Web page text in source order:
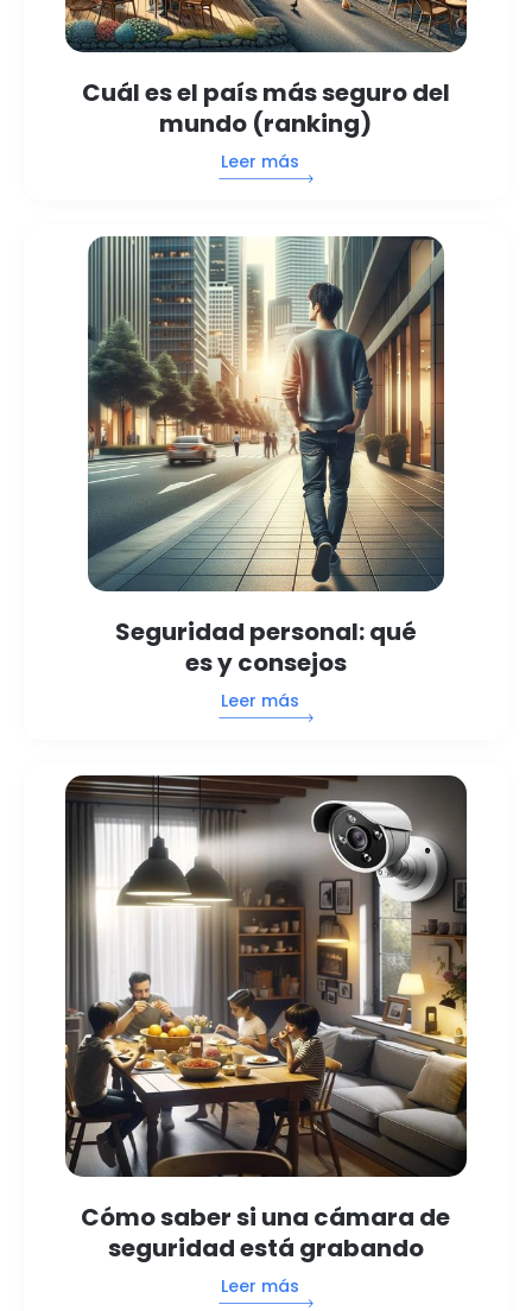
Cuál es el país más seguro del
mundo (ranking)
Leer más
Seguridad personal: qué
es y consejos
Leer más
Cómo saber si una cámara de
seguridad está grabando
Leer más